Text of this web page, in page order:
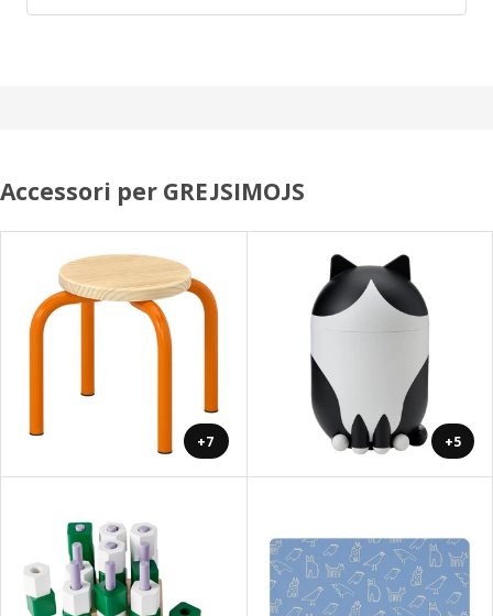
Accessori per GREJSIMOJS
+7 +5